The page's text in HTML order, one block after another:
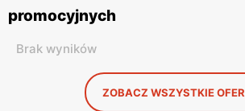
promocyjnych
Brak wyników
ZOBACZ WSZYSTKIE